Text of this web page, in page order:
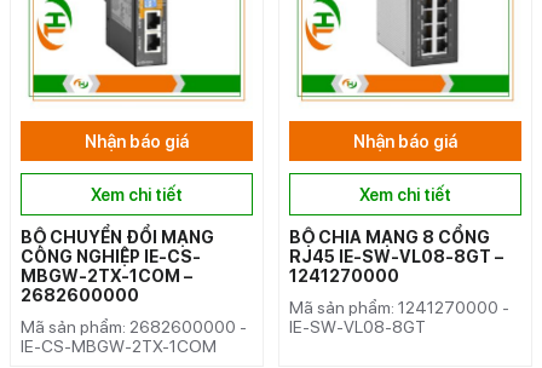
Nhận báo giá
Xem chi tiết
BỘ CHUYỂN ĐỔI MẠNG
CÔNG NGHIỆP IE-CS-
MBGW-2TX-1COM –
2682600000
Mã sản phẩm: 2682600000 -
IE-CS-MBGW-2TX-1COM
Nhận báo giá
Xem chi tiết
BỘ CHIA MẠNG 8 CỔNG
RJ45 IE-SW-VL08-8GT –
1241270000
Mã sản phẩm: 1241270000 -
IE-SW-VL08-8GT